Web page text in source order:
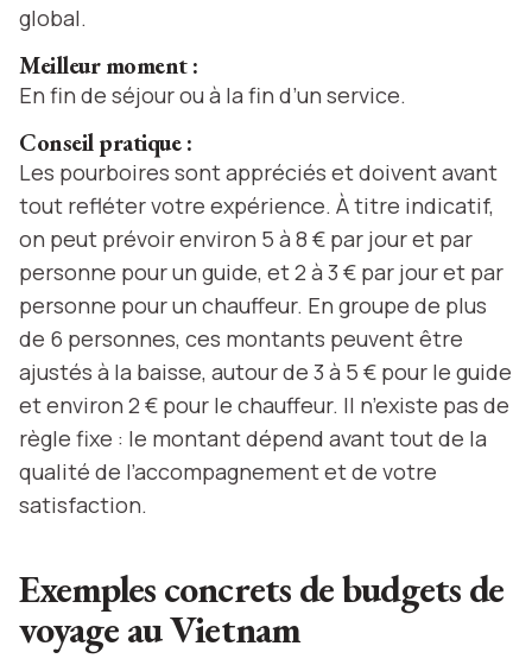
global.
Meilleur moment :
En fin de séjour ou à la fin d’un service.
Conseil pratique :
Les pourboires sont appréciés et doivent avant
tout refléter votre expérience. À titre indicatif,
on peut prévoir environ 5 à 8 € par jour et par
personne pour un guide, et 2 à 3 € par jour et par
personne pour un chauffeur. En groupe de plus
de 6 personnes, ces montants peuvent être
ajustés à la baisse, autour de 3 à 5 € pour le guide
et environ 2 € pour le chauffeur. Il n’existe pas de
règle fixe : le montant dépend avant tout de la
qualité de l’accompagnement et de votre
satisfaction.
Exemples concrets de budgets de
voyage au Vietnam